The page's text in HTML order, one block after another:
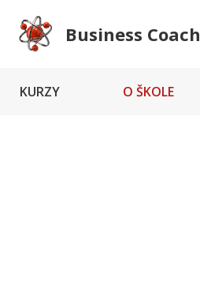
Business
KURZY O ŠKOLE